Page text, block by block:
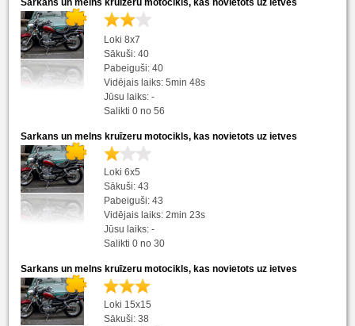
Sarkans un melns kruīzeru motocikls, kas novietots uz ietves
Loki 8x7
Sākuši: 40
Pabeiguši: 40
Vidējais laiks: 5min 48s
Jūsu laiks: -
Salikti 0 no 56
Sarkans un melns kruīzeru motocikls, kas novietots uz ietves
Loki 6x5
Sākuši: 43
Pabeiguši: 43
Vidējais laiks: 2min 23s
Jūsu laiks: -
Salikti 0 no 30
Sarkans un melns kruīzeru motocikls, kas novietots uz ietves
Loki 15x15
Sākuši: 38